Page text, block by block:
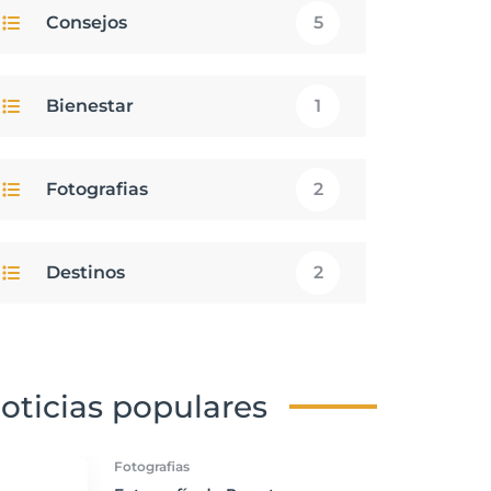
Consejos 5
Bienestar 1
Fotografias 2
Destinos 2
populares
Fotografias